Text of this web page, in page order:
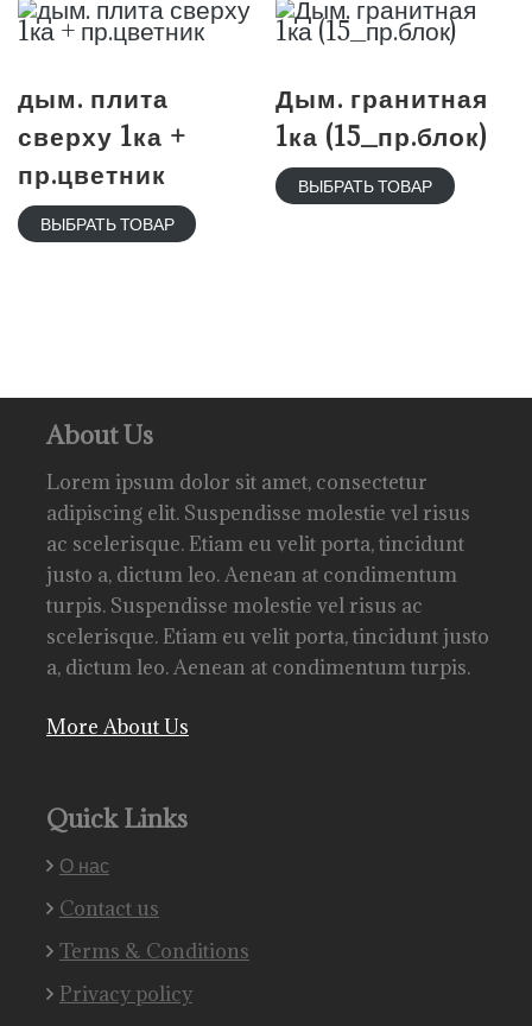
дым. плита
сверху 1ка +
пр.цветник
ВЫБРАТЬ ТОВАР
Дым. гранитная
1ка (15_пр.блок)
ВЫБРАТЬ ТОВАР
About Us
Lorem ipsum dolor sit amet, consectetur
adipiscing elit. Suspendisse molestie vel risus
ac scelerisque. Etiam eu velit porta, tincidunt
justo a, dictum leo. Aenean at condimentum
turpis. Suspendisse molestie vel risus ac
scelerisque. Etiam eu velit porta, tincidunt justo
a, dictum leo. Aenean at condimentum turpis.
More About Us
Quick Links
О нас
Contact us
Terms & Conditions
Privacy policy